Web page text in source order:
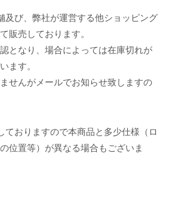
及び、弊社が運営する他ショッピング
販売しております。
となり、場合によっては在庫切れが
ます。
せんがメールでお知らせ致しますの
ておりますので本商品と多少仕様（ロ
位置等）が異なる場合もございま